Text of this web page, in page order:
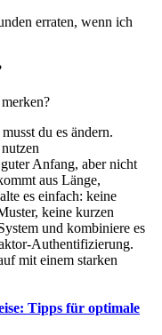
erraten, wenn ich
du es ändern.
Anfang, aber nicht
aus Länge,
es einfach: keine
keine kurzen
und kombiniere es
Authentifizierung.
mit einem starken
Tipps für optimale